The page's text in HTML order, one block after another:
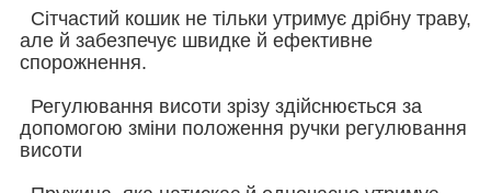
Сітчастий кошик не тільки утримує дрібну траву,
але й забезпечує швидке й ефективне
спорожнення.
Регулювання висоти зрізу здійснюється за
допомогою зміни положення ручки регулювання
висоти